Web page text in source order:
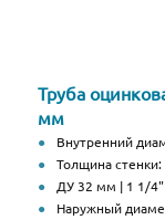
Труба
мм
Внутренний
Толщина
ДУ 32 мм | 1 1/
Наружный